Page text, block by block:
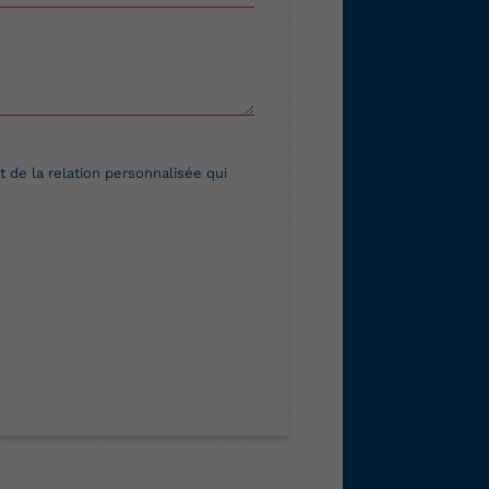
de la relation personnalisée qui